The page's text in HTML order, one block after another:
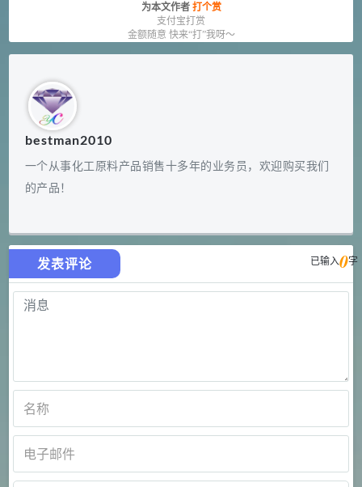
为本文作者 打个赏
支付宝打赏
金额随意 快来“打”我呀～
bestman2010
一个从事化工原料产品销售十多年的业务员，欢迎购买我们
的产品！
发表评论 已输入0字